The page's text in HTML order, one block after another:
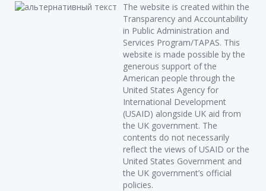
The website is created within the
Transparency and Accountability
in Public Administration and
Services Program/TAPAS. This
website is made possible by the
generous support of the
American people through the
United States Agency for
International Development
(USAID) alongside UK aid from
the UK government. The
contents do not necessarily
reflect the views of USAID or the
United States Government and
the UK government’s official
policies.